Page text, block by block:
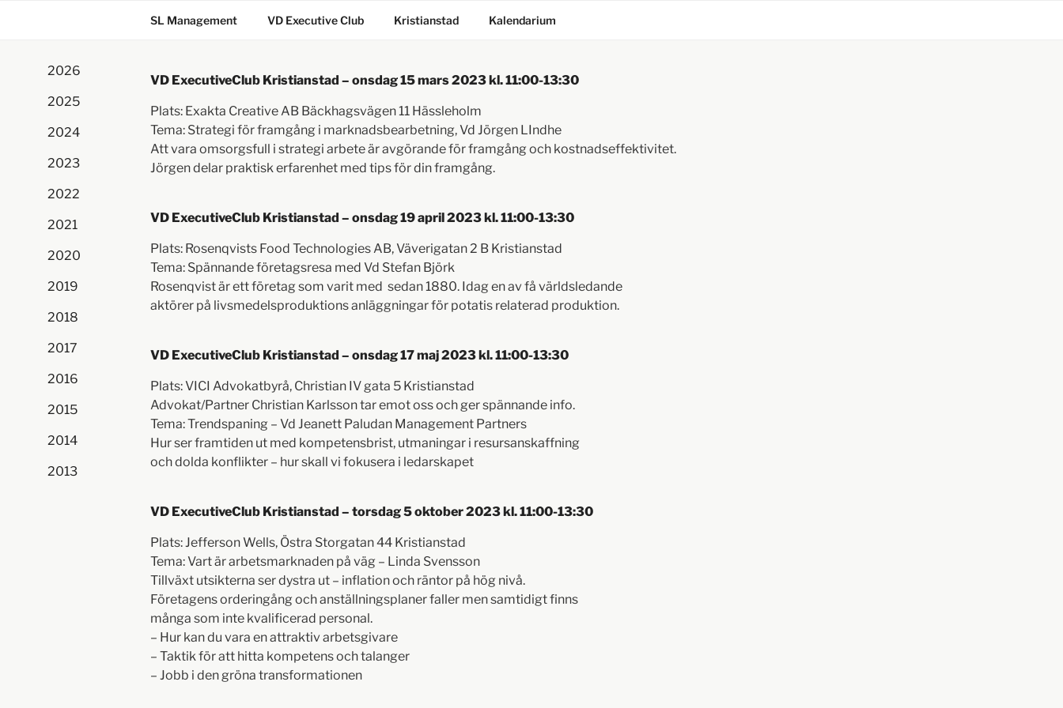
SL Management VD Executive Club Kristianstad Kalendarium
2026
2025
2024
2023
2022
2021
2020
2019
2018
2017
2016
2015
2014
2013
VD ExecutiveClub Kristianstad – onsdag 15 mars 2023 kl. 11:00-13:30
Plats: Exakta Creative AB Bäckhagsvägen 11 Hässleholm
Tema: Strategi för framgång i marknadsbearbetning, Vd Jörgen LIndhe
Att vara omsorgsfull i strategi arbete är avgörande för framgång och kostnadseffektivitet.
Jörgen delar praktisk erfarenhet med tips för din framgång.
VD ExecutiveClub Kristianstad – onsdag 19 april 2023 kl. 11:00-13:30
Plats: Rosenqvists Food Technologies AB, Väverigatan 2 B Kristianstad
Tema: Spännande företagsresa med Vd Stefan Björk
Rosenqvist är ett företag som varit med sedan 1880. Idag en av få världsledande
aktörer på livsmedelsproduktions anläggningar för potatis relaterad produktion.
VD ExecutiveClub Kristianstad – onsdag 17 maj 2023 kl. 11:00-13:30
Plats: VICI Advokatbyrå, Christian IV gata 5 Kristianstad
Advokat/Partner Christian Karlsson tar emot oss och ger spännande info.
Tema: Trendspaning – Vd Jeanett Paludan Management Partners
Hur ser framtiden ut med kompetensbrist, utmaningar i resursanskaffning
och dolda konflikter – hur skall vi fokusera i ledarskapet
VD ExecutiveClub Kristianstad – torsdag 5 oktober 2023 kl. 11:00-13:30
Plats: Jefferson Wells, Östra Storgatan 44 Kristianstad
Tema: Vart är arbetsmarknaden på väg – Linda Svensson
Tillväxt utsikterna ser dystra ut – inflation och räntor på hög nivå.
Företagens orderingång och anställningsplaner faller men samtidigt finns
många som inte kvalificerad personal.
– Hur kan du vara en attraktiv arbetsgivare
– Taktik för att hitta kompetens och talanger
– Jobb i den gröna transformationen